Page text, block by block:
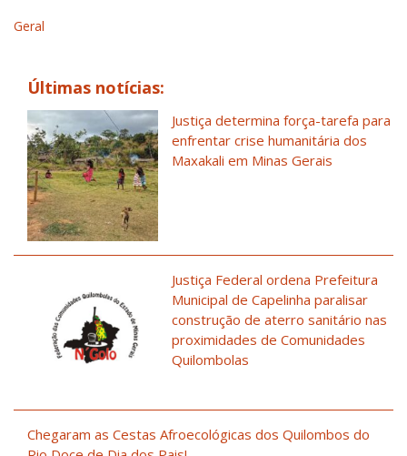
Geral
Últimas notícias:
Justiça determina força-tarefa para
enfrentar crise humanitária dos
Maxakali em Minas Gerais
Justiça Federal ordena Prefeitura
Municipal de Capelinha paralisar
construção de aterro sanitário nas
proximidades de Comunidades
Quilombolas
Chegaram as Cestas Afroecológicas dos Quilombos do